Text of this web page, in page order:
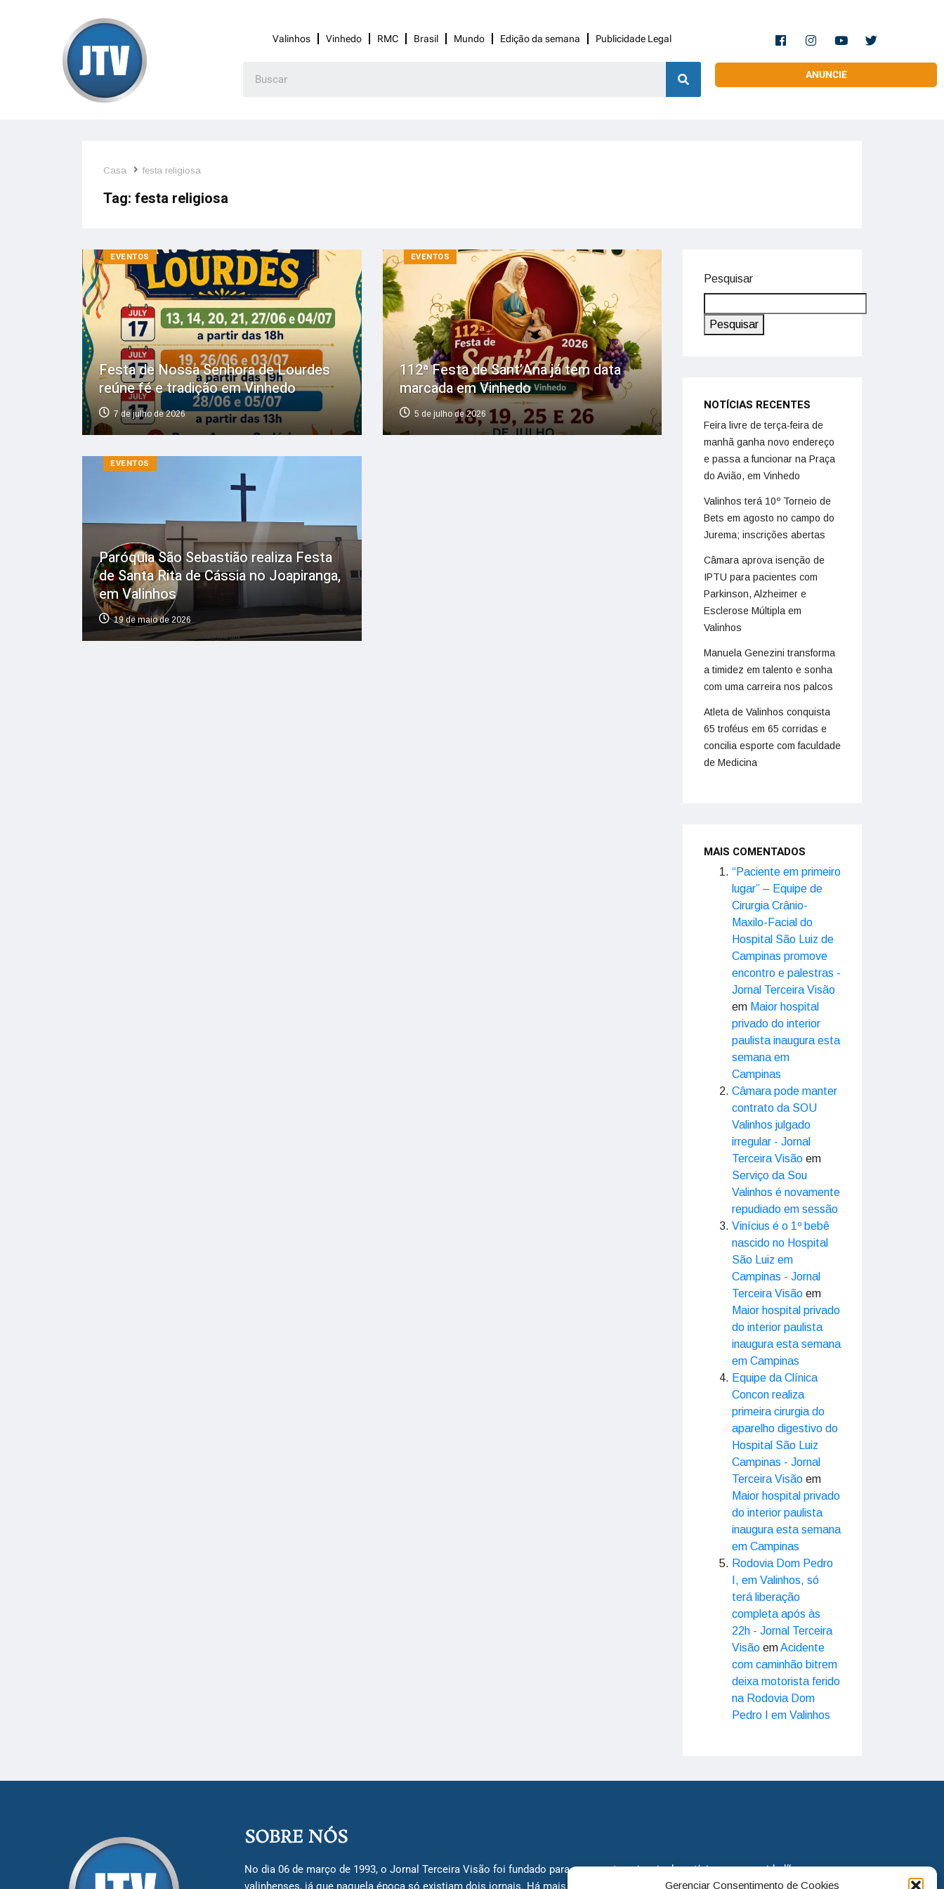
Gerenciar Consentimento de Cookies
Valinhos Vinhedo RMC Brasil Mundo Edição da semana Publicidade Legal
ANUNCIE
Casa festa religiosa
Tag: festa religiosa
EVENTOS
Festa de Nossa Senhora de Lourdes
reúne fé e tradição em Vinhedo
7 de julho de 2026
EVENTOS
112ª Festa de Sant’Ana já tem data
marcada em Vinhedo
5 de julho de 2026
EVENTOS
Paróquia São Sebastião realiza Festa
de Santa Rita de Cássia no Joapiranga,
em Valinhos
19 de maio de 2026
Pesquisar
Pesquisar
NOTÍCIAS RECENTES
Feira livre de terça-feira de
manhã ganha novo endereço
e passa a funcionar na Praça
do Avião, em Vinhedo
Valinhos terá 10º Torneio de
Bets em agosto no campo do
Jurema; inscrições abertas
Câmara aprova isenção de
IPTU para pacientes com
Parkinson, Alzheimer e
Esclerose Múltipla em
Valinhos
Manuela Genezini transforma
a timidez em talento e sonha
com uma carreira nos palcos
Atleta de Valinhos conquista
65 troféus em 65 corridas e
concilia esporte com faculdade
de Medicina
MAIS COMENTADOS
“Paciente em primeiro
lugar” – Equipe de
Cirurgia Crânio-
Maxilo-Facial do
Hospital São Luiz de
Campinas promove
encontro e palestras -
Jornal Terceira Visão
em Maior hospital
privado do interior
paulista inaugura esta
semana em
Campinas
Câmara pode manter
contrato da SOU
Valinhos julgado
irregular - Jornal
Terceira Visão em
Serviço da Sou
Valinhos é novamente
repudiado em sessão
Vinícius é o 1º bebê
nascido no Hospital
São Luiz em
Campinas - Jornal
Terceira Visão em
Maior hospital privado
do interior paulista
inaugura esta semana
em Campinas
Equipe da Clínica
Concon realiza
primeira cirurgia do
aparelho digestivo do
Hospital São Luiz
Campinas - Jornal
Terceira Visão em
Maior hospital privado
do interior paulista
inaugura esta semana
em Campinas
Rodovia Dom Pedro
I, em Valinhos, só
terá liberação
completa após às
22h - Jornal Terceira
Visão emAcidente
com caminhão bitrem
deixa motorista ferido
na Rodovia Dom
Pedro I em Valinhos
SOBRE NÓS
No dia 06 de março de 1993, o Jornal Terceira Visão foi fundado para ser uma terceira via de notícias para os cidadãos
valinhenses, já que naquela época só existiam dois jornais. Há mais de 30 anos, o jornal continua assumindo o papel